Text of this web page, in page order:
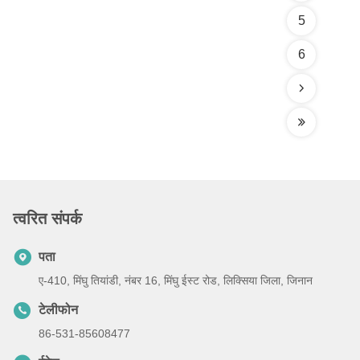
5
6
त्वरित संपर्क
पता
ए-410, मिंघु तियांडी, नंबर 16, मिंघु ईस्ट रोड, लिक्सिया जिला, जिनान
टेलीफोन
86-531-85608477